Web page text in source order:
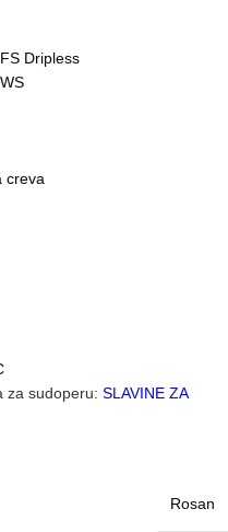
Dripless
creva
za sudoperu: SLAVINE ZA
Rosan